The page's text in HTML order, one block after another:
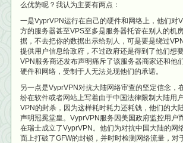
么优势呢？我认为主要有两点：
一是VyprVPN运行在自己的硬件和网络上，他们对
方的服务器甚至VPS至多是服务器托管在别人的机
据，不去把你的数据出示给别人，可是要是绕过
提供用户信息给政府，不过政府还是得到了他们想
VPN服务商还发布声明痛斥了该服务器商家还和他
硬件和网络，受制于人无法兑现他们的承诺。
另一点是VyprVPN对抗大陆网络审查的坚定信念
纷在软件或者网站上写着由于中国法律限制大陆用
VPN的封杀，因为这样耗时耗力还耗钱，他们的大
声明冠冕堂皇。VyprVPN服务因美国政府监控用户
在瑞士成立了VyprVPN。他们为对抗中国大陆的
面上打破了GFW的封锁，并时时检测网络流量，